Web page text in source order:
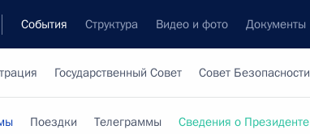
События Структура Видео и фото Документы
Государственный Совет Совет Безопасности
Поездки Телеграммы Сведения о Президенте